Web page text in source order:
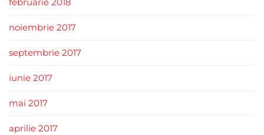
noiembrie 2017
septembrie 2017
iunie 2017
mai 2017
aprilie 2017